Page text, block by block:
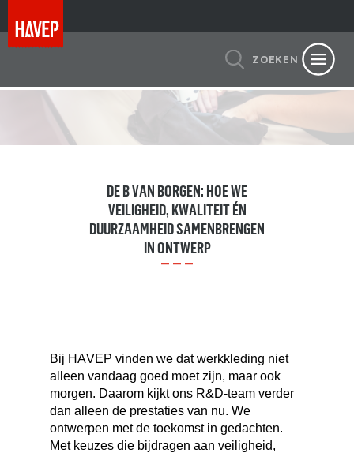
ZOEKEN
DE B VAN BORGEN: HOE WE
VEILIGHEID, KWALITEIT ÉN
DUURZAAMHEID SAMENBRENGEN
IN ONTWERP
Bij HAVEP vinden we dat werkkleding niet
alleen vandaag goed moet zijn, maar ook
morgen. Daarom kijkt ons R&D-team verder
dan alleen de prestaties van nu. We
ontwerpen met de toekomst in gedachten.
Met keuzes die bijdragen aan veiligheid,